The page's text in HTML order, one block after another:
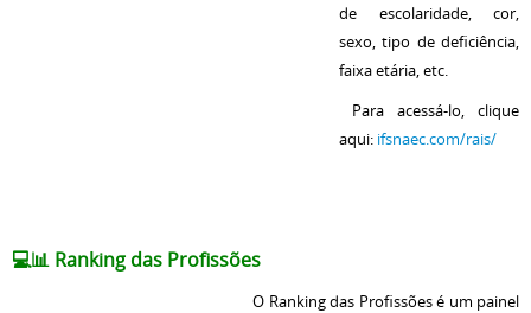
de escolaridade, cor,
sexo, tipo de deficiência,
faixa etária, etc.
Para acessá-lo, clique
aqui: ifsnaec.com/rais/
💻📊 Ranking das Profissões
O Ranking das Profissões é um painel